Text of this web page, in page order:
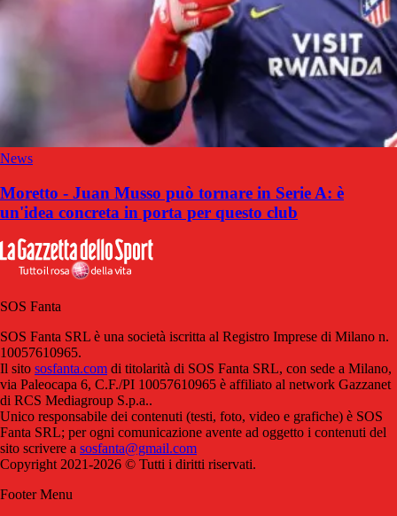
News
Moretto - Juan Musso può tornare in Serie A: è
un'idea concreta in porta per questo club
SOS Fanta
SOS Fanta SRL è una società iscritta al Registro Imprese di Milano n.
10057610965.
Il sito sosfanta.com di titolarità di SOS Fanta SRL, con sede a Milano,
via Paleocapa 6, C.F./PI 10057610965 è affiliato al network Gazzanet
di RCS Mediagroup S.p.a..
Unico responsabile dei contenuti (testi, foto, video e grafiche) è SOS
Fanta SRL; per ogni comunicazione avente ad oggetto i contenuti del
sito scrivere a sosfanta@gmail.com
Copyright 2021-2026 © Tutti i diritti riservati.
Footer Menu